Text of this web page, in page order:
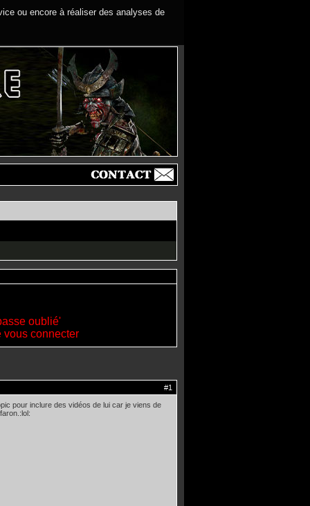
ou encore à réaliser des analyses de
oublié'
vous connecter
#1
pour inclure des vidéos de lui car je viens de